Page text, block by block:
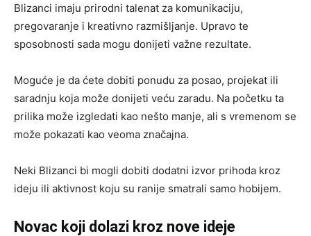
Blizanci imaju prirodni talenat za komunikaciju,
pregovaranje i kreativno razmišljanje. Upravo te
sposobnosti sada mogu donijeti važne rezultate.
Moguće je da ćete dobiti ponudu za posao, projekat ili
saradnju koja može donijeti veću zaradu. Na početku ta
prilika može izgledati kao nešto manje, ali s vremenom se
može pokazati kao veoma značajna.
Neki Blizanci bi mogli dobiti dodatni izvor prihoda kroz
ideju ili aktivnost koju su ranije smatrali samo hobijem.
Novac koji dolazi kroz nove ideje